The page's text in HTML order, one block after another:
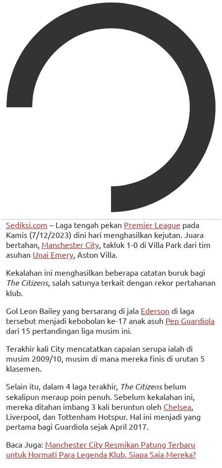
Sediksi.com – Laga tengah pekan Premier League pada
Kamis (7/12/2023) dini hari menghasilkan kejutan. Juara
bertahan, Manchester City , takluk 1-0 di Villa Park dari tim
asuhan Unai Emery , Aston Villa.
Kekalahan ini menghasilkan beberapa catatan buruk bagi
The Citizens, salah satunya terkait dengan rekor pertahanan
klub.
Gol Leon Bailey yang bersarang di jala Ederson di laga
tersebut menjadi kebobolan ke-17 anak asuh Pep Guardiola
dari 15 pertandingan liga musim ini.
Terakhir kali City mencatatkan capaian serupa ialah di
musim 2009/10, musim di mana mereka finis di urutan 5
klasemen.
Selain itu, dalam 4 laga terakhir, The Citizensbelum
sekalipun meraup poin penuh. Sebelum kekalahan ini,
mereka ditahan imbang 3 kali beruntun oleh Chelsea
Liverpool, dan Tottenham Hotspur. Hal ini menjadi yang
pertama bagi Guardiola sejak April 2017.
Baca Juga: Manchester City Resmikan Patung Terbaru
untuk Hormati Para Legenda Klub, Siapa Saja Mereka?